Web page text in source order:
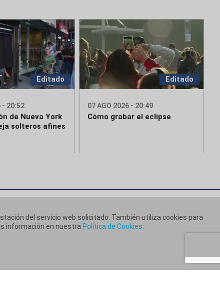
Editado
- 20:52
de Nueva York
solteros afines
Editado
07 AGO 2026 - 20:49
Cómo grabar el eclipse
del servicio web solicitado. También utiliza cookies para
información en nuestra Política de Cookies